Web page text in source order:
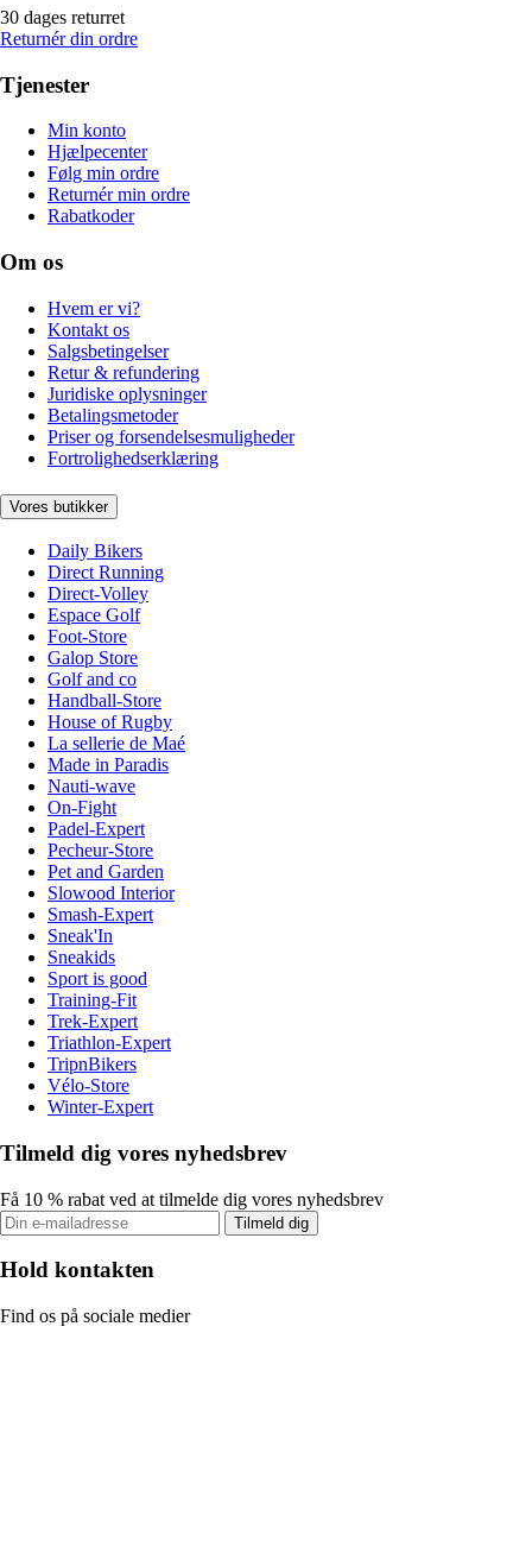
30 dages returret
Returnér din ordre
Tjenester
Min konto
Hjælpecenter
Følg min ordre
Returnér min ordre
Rabatkoder
Om os
Hvem er vi?
Kontakt os
Salgsbetingelser
Retur & refundering
Juridiske oplysninger
Betalingsmetoder
Priser og forsendelsesmuligheder
Fortrolighedserklæring
Vores butikker
Daily Bikers
Direct Running
Direct-Volley
Espace Golf
Foot-Store
Galop Store
Golf and co
Handball-Store
House of Rugby
La sellerie de Maé
Made in Paradis
Nauti-wave
On-Fight
Padel-Expert
Pecheur-Store
Pet and Garden
Slowood Interior
Smash-Expert
Sneak'In
Sneakids
Sport is good
Training-Fit
Trek-Expert
Triathlon-Expert
TripnBikers
Vélo-Store
Winter-Expert
Tilmeld dig vores nyhedsbrev
Få 10 % rabat ved at tilmelde dig vores nyhedsbrev
Tilmeld dig
Hold kontakten
Find os på sociale medier